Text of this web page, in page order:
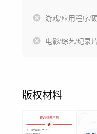
游戏/应用程序/
电影/综艺/纪录
版权材料